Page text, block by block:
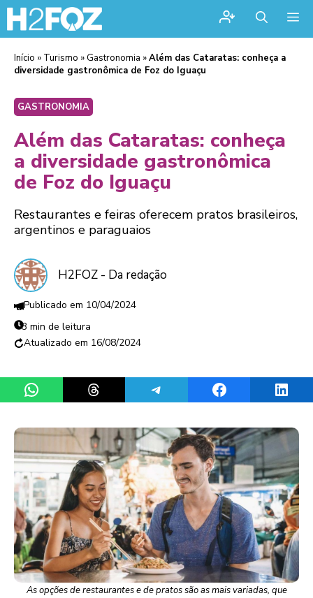
Início » Turismo » Gastronomia »Além das Cataratas: conheça a
diversidade gastronômica de Foz do Iguaçu
GASTRONOMIA
Além das Cataratas: conheça
a diversidade gastronômica
de Foz do Iguaçu
Restaurantes e feiras oferecem pratos brasileiros,
argentinos e paraguaios
H2FOZ - Da redação
10/04/2024
3 min de leitura
16/08/2024
Share on WhatsAppShare on ThreadsShare on TelegramShare on Facebook
As opções de restaurantes e de pratos são as mais variadas, que